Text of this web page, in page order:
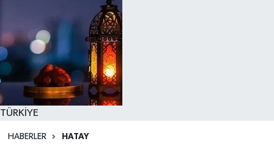
TÜRKİYE
HABERLER HATAY
Mersin Trafik Yoğunluk Haritası
Süper Lig Puan Durumu ve Fikstür
Tüm Manşetler
Son Dakika Haberleri
Haber Arşivi